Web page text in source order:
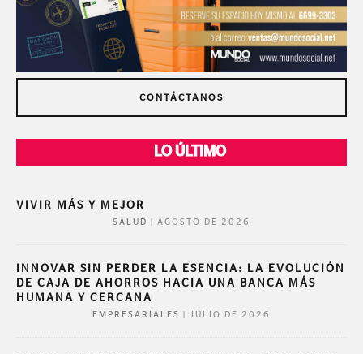
CONTÁCTANOS
LO ÚLTIMO
VIVIR MÁS Y MEJOR
SALUD AGOSTO DE 2026
INNOVAR SIN PERDER LA ESENCIA: LA EVOLUCIÓN
DE CAJA DE AHORROS HACIA UNA BANCA MÁS
HUMANA Y CERCANA
EMPRESARIALES JULIO DE 2026